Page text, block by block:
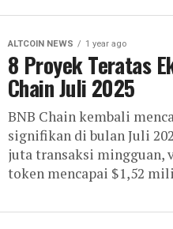
ALTCOIN NEWS 1 year ago
8 Proyek Teratas
Chain Juli 2025
BNB Chain kembali
signifikan di bulan Juli
juta transaksi mingguan,
token mencapai $1,52